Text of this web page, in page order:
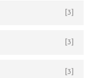
[3]
[3]
[3]